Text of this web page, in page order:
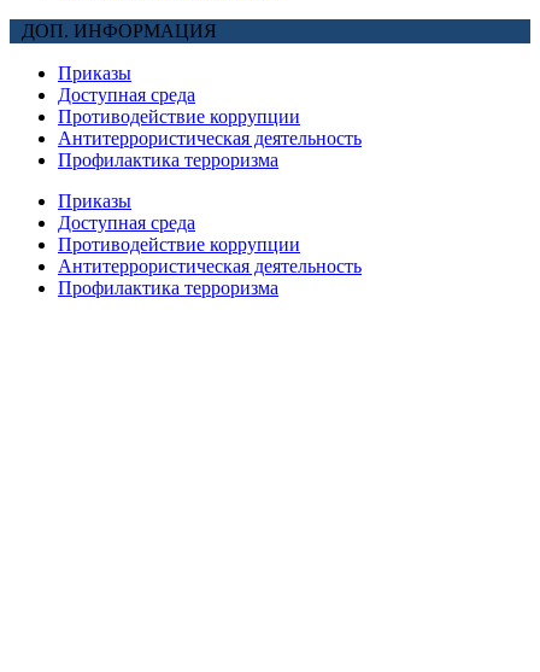
ДОП. ИНФОРМАЦИЯ
Приказы
Доступная среда
Противодействие коррупции
Антитеррористическая деятельность
Профилактика терроризма
Приказы
Доступная среда
Противодействие коррупции
Антитеррористическая деятельность
Профилактика терроризма